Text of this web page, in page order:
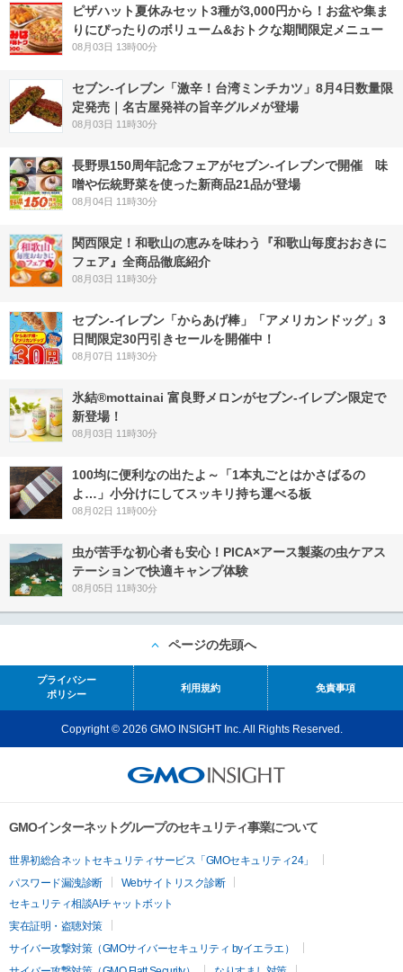
ピザハット夏休みセット3種が3,000円から！お盆や集ま
りにぴったりのボリューム&おトクな期間限定メニュー
08月03日 13時00分
セブン-イレブン「激辛！台湾ミンチカツ」8月4日数量限
定発売｜名古屋発祥の旨辛グルメが登場
08月03日 11時30分
長野県150周年記念フェアがセブン-イレブンで開催 味
噌や伝統野菜を使った新商品21品が登場
08月04日 11時30分
関西限定！和歌山の恵みを味わう『和歌山毎度おおきに
フェア』全商品徹底紹介
08月03日 11時30分
セブン‐イレブン「からあげ棒」「アメリカンドッグ」3
日間限定30円引きセールを開催中！
08月07日 11時30分
氷結®mottainai 富良野メロンがセブン‐イレブン限定で
新登場！
08月03日 11時30分
100均に便利なの出たよ～「1本丸ごとはかさばるの
よ…」小分けにしてスッキリ持ち運べる板
08月02日 11時00分
虫が苦手な初心者も安心！PICA×アース製薬の虫ケアス
テーションで快適キャンプ体験
08月05日 11時30分
ページの先頭へ
プライバシー
ポリシー
利用規約 免責事項
Copyright © 2026 GMO INSIGHT Inc. All Rights Reserved.
GMOインターネットグループのセキュリティ事業について
世界初総合ネットセキュリティサービス「GMOセキュリティ24」
パスワード漏洩診断
Webサイトリスク診断
セキュリティ相談AIチャットボット
実在証明・盗聴対策
サイバー攻撃対策（GMOサイバーセキュリティ byイエラエ）